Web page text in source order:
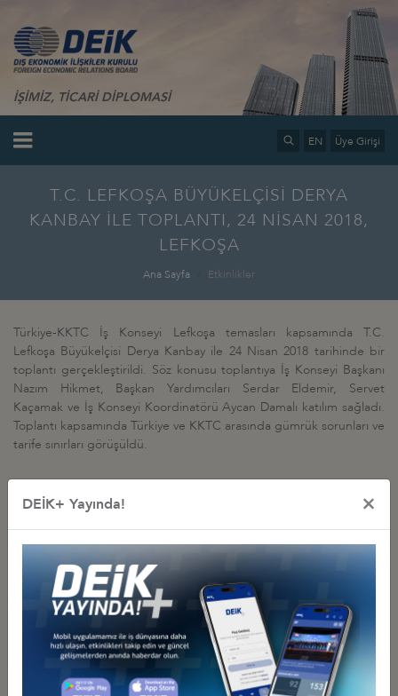
İŞİMİZ, TİCARİ DİPLOMASİ
EN Üye Girişi
T.C. LEFKOŞA BÜYÜKELÇİSİ DERYA
KANBAY İLE TOPLANTI, 24 NİSAN 2018,
LEFKOŞA
Ana Sayfa Etkinlikler
Türkiye-KKTC İş Konseyi Lefkoşa temasları kapsamında T.C.
Lefkoşa Büyükelçisi Derya Kanbay ile 24 Nisan 2018 tarihinde bir
toplantı gerçekleştirildi. Söz konusu toplantıya İş Konseyi Başkanı
Nazım Hikmet, Başkan Yardımcıları Serdar Eldemir, Servet
Kaçamak ve İş Konseyi Koordinatörü Aycan Damalı katılım sağladı.
Toplantı kapsamında Türkiye ve KKTC arasında gümrük sorunları ve
tarife sınırları görüşüldü.
TÜRKİYE-AZERBAYCAN-KUZEY KIBRIS TÜRK CUMHURİYETİ
KADIN GİRİŞİMCİLER İŞ FORUMU, 13 TEMMUZ 2023, İSTANBUL
13 Temmuz 2023 Perşembe Türkiye - K.K.T.C. İş Konseyi
TÜRKİYE-KKTC İŞ KONSEYİ’NİN HEYET ZİYARETİ, 4 MAYIS 2023,
LEFKOŞA
DEİK+ Yayında! ×